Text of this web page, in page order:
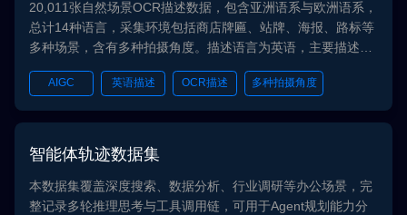
20,011张自然场景OCR描述数据，包含亚洲语系与欧洲语系，
总计14种语言，采集环境包括商店牌匾、站牌、海报、路标等
多种场景，含有多种拍摄角度。描述语言为英语，主要描述文
字排列方式、文字内容，颜色等信息。
AIGC 英语描述 OCR描述 多种拍摄角度
多国场景
智能体轨迹数据集
本数据集覆盖深度搜索、数据分析、行业调研等办公场景，完
整记录多轮推理思考与工具调用链，可用于Agent规划能力分